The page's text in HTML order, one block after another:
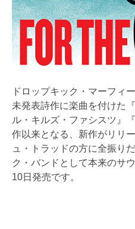
ドロップキック・マーフィ
未発表詩作に楽曲を付けた
ル・キルズ・ファシスツ』
作以来となる、新作がリリ
ュ・トラッドの方に全振り
ク・バンドとして本来のサ
10日発売です。